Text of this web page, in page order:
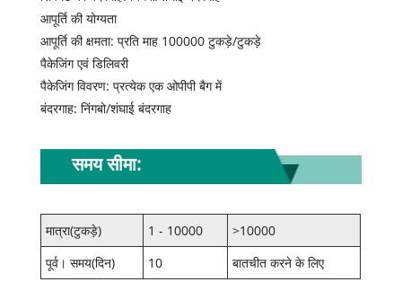
आपूर्ति की योग्यता
आपूर्ति की क्षमता: प्रति माह 100000 टुकड़े/टुकड़े
पैकेजिंग एवं डिलिवरी
पैकेजिंग विवरण: प्रत्येक एक ओपीपी बैग में
बंदरगाह: निंगबो/शंघाई बंदरगाह
समय सीमा:
मात्रा(टुकड़े) 1 - 10000
>10000
पूर्व। समय(दिन)
10 बातचीत करने के लिए